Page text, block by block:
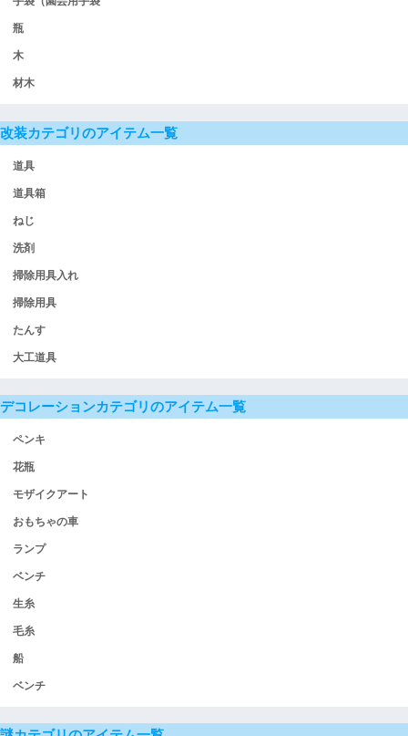
瓶
木
材木
改装カテゴリのアイテム一覧
道具
道具箱
ねじ
洗剤
掃除用具入れ
掃除用具
たんす
大工道具
デコレーションカテゴリのアイテム一覧
ペンキ
花瓶
モザイクアート
おもちゃの車
ランプ
ベンチ
生糸
毛糸
船
ベンチ